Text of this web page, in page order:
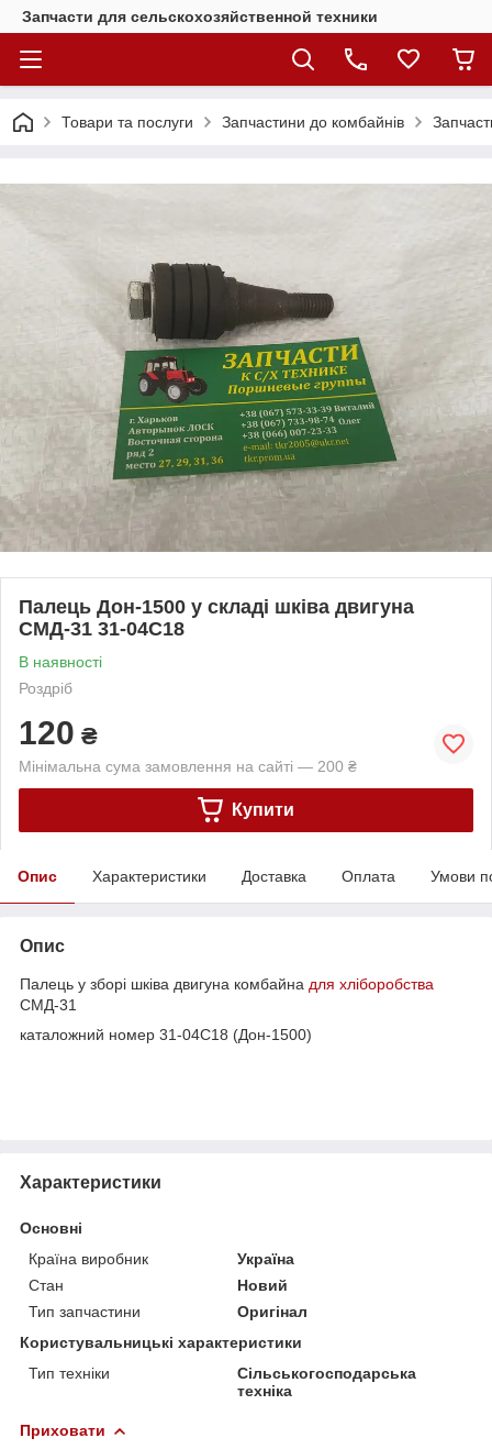
Запчасти для сельскохозяйственной техники
Товари та послуги Запчастини до комбайнів
Палець Дон-1500 у складі шківа двигуна
СМД-31 31-04С18
В наявності
Роздріб
120 ₴
Мінімальна сума замовлення на сайті — 200 ₴
Купити
Опис Характеристики Доставка Оплата Умови
Опис
Палець у зборі шківа двигуна комбайна для хліборобства
СМД-31
каталожний номер 31-04С18 (Дон-1500)
Характеристики
Основні
Країна виробник
Україна
Стан
Новий
Тип запчастини
Оригінал
Користувальницькі характеристики
Тип техніки
Сільськогосподарська
техніка
Приховати